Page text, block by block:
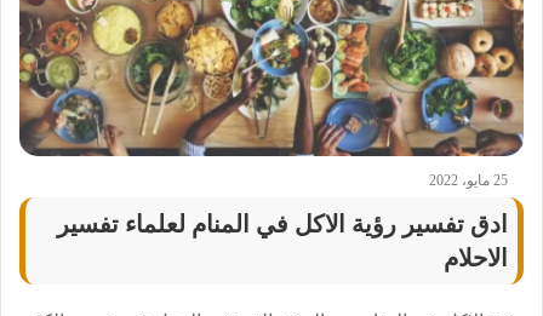
25 مايو، 2022
ادق تفسير رؤية الاكل في المنام لعلماء تفسير
الاحلام